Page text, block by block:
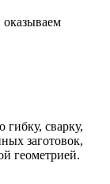
сварку,
заготовок,
геометрией.